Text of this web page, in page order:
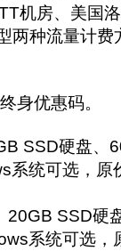
机房、美国
两种流量计
身优惠码。
SSD硬盘、
系统可选，原
20GB SSD硬
系统可选，